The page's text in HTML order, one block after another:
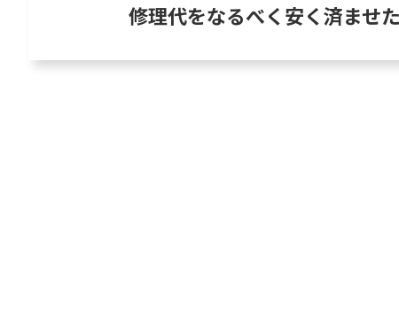
修理代をなるべく安く済ませ